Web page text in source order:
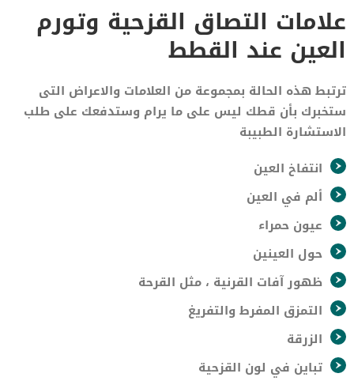
علامات التصاق القزحية وتورم
العين عند القطط
ترتبط هذه الحالة بمجموعة من العلامات والاعراض التى
ستخبرك بأن قطك ليس على ما يرام وستدفعك على طلب
الاستشارة الطبيبة
انتفاخ العين
ألم في العين
عيون حمراء
حول العينين
ظهور آفات القرنية ، مثل القرحة
التمزق المفرط والتفريغ
الزرقة
تباين في لون القزحية